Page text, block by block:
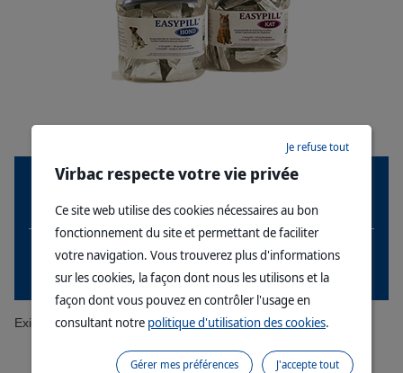
Chat Chien
Administration orale
Existe en version pour chien et version pour chats
Virbac respecte votre vie privée
Ce site web utilise des cookies nécessaires au bon
fonctionnement du site et permettant de faciliter
votre navigation. Vous trouverez plus d'informations
sur les cookies, la façon dont nous les utilisons et la
façon dont vous pouvez en contrôler l'usage en
consultant notre politique d'utilisation des cookies.
Je refuse tout
J'accepte tout
Gérer mes préférences